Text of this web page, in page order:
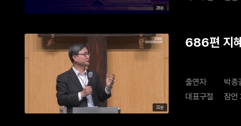
28분
32분
686편 지
출연자
박종
대표구절
잠